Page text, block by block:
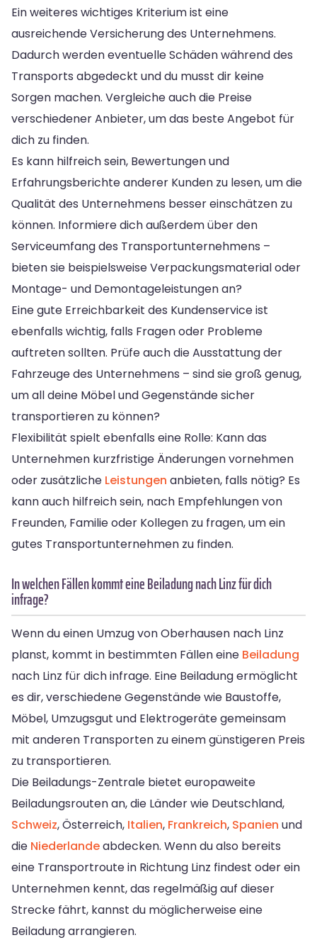
Ein weiteres wichtiges Kriterium ist eine
ausreichende Versicherung des Unternehmens.
Dadurch werden eventuelle Schäden während des
Transports abgedeckt und du musst dir keine
Sorgen machen. Vergleiche auch die Preise
verschiedener Anbieter, um das beste Angebot für
dich zu finden.
Es kann hilfreich sein, Bewertungen und
Erfahrungsberichte anderer Kunden zu lesen, um die
Qualität des Unternehmens besser einschätzen zu
können. Informiere dich außerdem über den
Serviceumfang des Transportunternehmens –
bieten sie beispielsweise Verpackungsmaterial oder
Montage- und Demontageleistungen an?
Eine gute Erreichbarkeit des Kundenservice ist
ebenfalls wichtig, falls Fragen oder Probleme
auftreten sollten. Prüfe auch die Ausstattung der
Fahrzeuge des Unternehmens – sind sie groß genug,
um all deine Möbel und Gegenstände sicher
transportieren zu können?
Flexibilität spielt ebenfalls eine Rolle: Kann das
Unternehmen kurzfristige Änderungen vornehmen
oder zusätzliche Leistungen anbieten, falls nötig? Es
kann auch hilfreich sein, nach Empfehlungen von
Freunden, Familie oder Kollegen zu fragen, um ein
gutes Transportunternehmen zu finden.
In welchen Fällen kommt eine Beiladung nach Linz für dich
infrage?
Wenn du einen Umzug von Oberhausen nach Linz
planst, kommt in bestimmten Fällen eine Beiladung
nach Linz für dich infrage. Eine Beiladung ermöglicht
es dir, verschiedene Gegenstände wie Baustoffe,
Möbel, Umzugsgut und Elektrogeräte gemeinsam
mit anderen Transporten zu einem günstigeren Preis
zu transportieren.
Die Beiladungs-Zentrale bietet europaweite
Beiladungsrouten an, die Länder wie Deutschland,
Schweiz, Österreich, Italien, Frankreich, Spanien und
die Niederlandeabdecken. Wenn du also bereits
eine Transportroute in Richtung Linz findest oder ein
Unternehmen kennt, das regelmäßig auf dieser
Strecke fährt, kannst du möglicherweise eine
Beiladung arrangieren.